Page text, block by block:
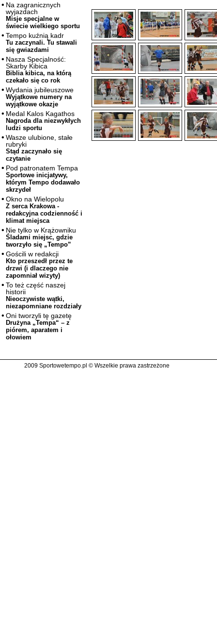
Na zagranicznych
wyjazdach
Misje specjalne w
świecie wielkiego sportu
Tempo kuźnią kadr
Tu zaczynali. Tu stawali
się gwiazdami
Nasza Specjalność:
Skarby Kibica
Biblia kibica, na którą
czekało się co rok
Wydania jubileuszowe
Wyjątkowe numery na
wyjątkowe okazje
Medal Kalos Kagathos
Nagroda dla niezwykłych
ludzi sportu
Wasze ulubione, stałe
rubryki
Stąd zaczynało się
czytanie
Pod patronatem Tempa
Sportowe inicjatywy,
którym Tempo dodawało
skrzydeł
Okno na Wielopolu
Z serca Krakowa -
redakcyjna codzienność i
klimat miejsca
Nie tylko w Krążowniku
Śladami miejsc, gdzie
tworzyło się „Tempo”
Gościli w redakcji
Kto przeszedł przez te
drzwi (i dlaczego nie
zapomniał wizyty)
To też część naszej
historii
Nieoczywiste wątki,
niezapomniane rozdziały
Oni tworzyli tę gazetę
Drużyna „Tempa“ – z
piórem, aparatem i
ołowiem
2009 Sportowetempo.pl © Wszelkie prawa zastrzeżone